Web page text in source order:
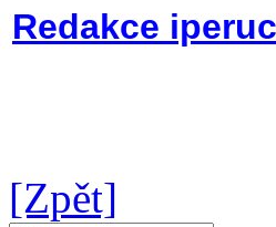
Redakce
[Zpět]